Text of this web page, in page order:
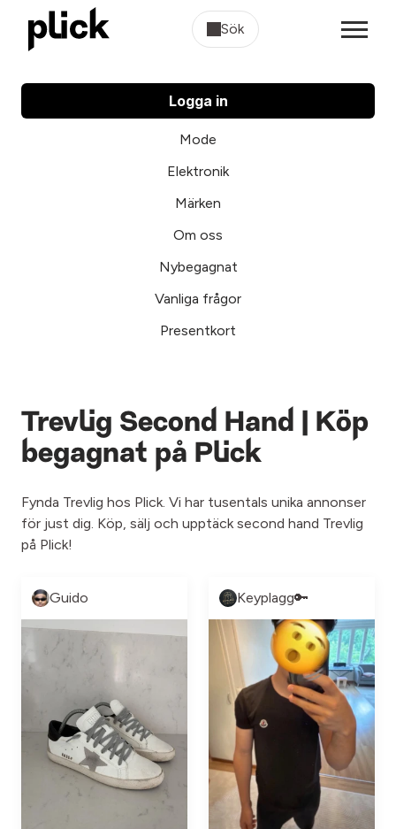
Sök
Logga in
Mode
Elektronik
Märken
Om oss
Nybegagnat
Vanliga frågor
Presentkort
Trevlig Second Hand | Köp
begagnat på Plick
Fynda Trevlig hos Plick. Vi har tusentals unika annonser
för just dig. Köp, sälj och upptäck second hand Trevlig
på Plick!
Guido Keyplagg🔑